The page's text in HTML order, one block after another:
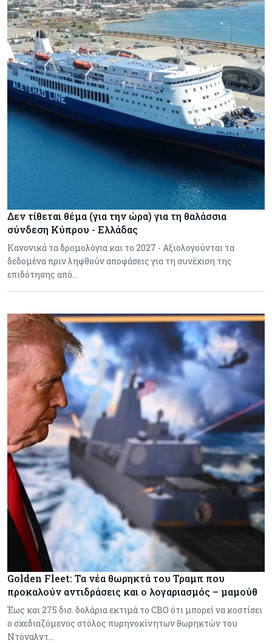
Δεν τίθεται θέμα (για την ώρα) για τη θαλάσσια
σύνδεση Κύπρου - Ελλάδας
Κανονικά τα δρομολόγια και το 2027 - Αξιολογούνται τα
δεδομένα πριν ληφθούν αποφάσεις για τη συνέχιση της
επιδότησης από…
Golden Fleet: Τα νέα θωρηκτά του Τραμπ που
προκαλούν αντιδράσεις και ο λογαριασμός – μαμούθ
Έως και 275 δισ. δολάρια εκτιμά το CBO ότι μπορεί να κοστίσει
ο σχεδιαζόμενος στόλος πυρηνοκίνητων θωρηκτών του
Ντόναλντ…